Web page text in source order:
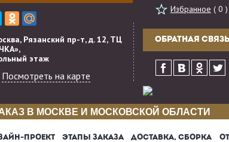
Рязанский пр-т, д. 12, ТЦ
этаж
Посмотреть на карте
Избранное ( 0 )
ОБРАТНАЯ СВЯЗЬ
В МОСКВЕ И МОСКОВСКОЙ ОБЛАСТИ
ПРОЕКТ ЭТАПЫ ЗАКАЗА ДОСТАВКА, СБОРКА